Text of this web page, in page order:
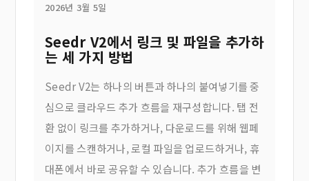
2026년 3월 5일
Seedr V2에서 링크 및 파일을 추가하
는 세 가지 방법
Seedr V2는 하나의 버튼과 하나의 붙여넣기를 중
심으로 클라우드 추가 흐름을 재구성합니다. 탭 전
환 없이 링크를 추가하거나, 다운로드를 위해 웹페
이지를 스캔하거나, 로컬 파일을 업로드하거나, 휴
대폰에서 바로 공유할 수 있습니다. 추가 흐름을 변